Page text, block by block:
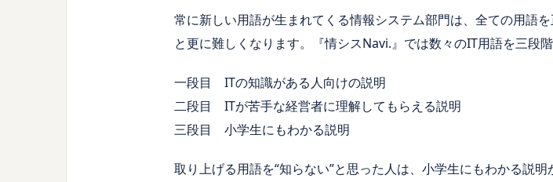
常に新しい用語が生まれてくる情報システム部門は、全ての用語
と更に難しくなります。『情シスNavi.』では数々のIT用語を三段階
一段目 ITの知識がある人向けの説明
二段目 ITが苦手な経営者に理解してもらえる説明
三段目 小学生にもわかる説明
取り上げる用語を“知らない”と思った人は、小学生にもわかる説